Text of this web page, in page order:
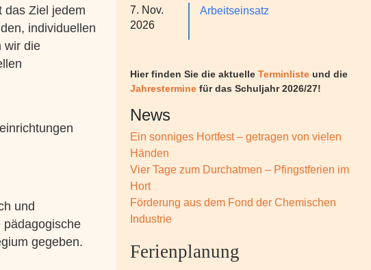
das Ziel jedem
individuellen
wir die
und
pädagogische
gegeben.
7. Nov.
2026
Arbeitseinsatz
Hier finden Sie die aktuelle Terminliste und die
Jahrestermine für das Schuljahr 2026/27!
News
Ein sonniges Hortfest – getragen von vielen
Händen
Vier Tage zum Durchatmen – Pfingstferien im
Hort
Förderung aus dem Fond der Chemischen
Industrie
Ferienplanung